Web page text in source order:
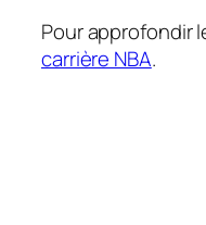
Pour approfondir
carrière NBA.